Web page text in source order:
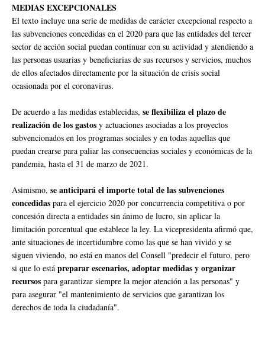
MEDIAS EXCEPCIONALES
El texto incluye una serie de medidas de carácter excepcional respecto a
las subvenciones concedidas en el 2020 para que las entidades del tercer
sector de acción social puedan continuar con su actividad y atendiendo a
las personas usuarias y beneficiarias de sus recursos y servicios, muchos
de ellos afectados directamente por la situación de crisis social
ocasionada por el coronavirus.
De acuerdo a las medidas establecidas, se flexibiliza el plazo de
realización de los gastos y actuaciones asociadas a los proyectos
subvencionados en los programas sociales y en todas aquellas que
puedan crearse para paliar las consecuencias sociales y económicas de la
pandemia, hasta el 31 de marzo de 2021.
Asimismo, se anticipará el importe total de las subvenciones
concedidas para el ejercicio 2020 por concurrencia competitiva o por
concesión directa a entidades sin ánimo de lucro, sin aplicar la
limitación porcentual que establece la ley. La vicepresidenta afirmó que,
ante situaciones de incertidumbre como las que se han vivido y se
siguen viviendo, no está en manos del Consell "predecir el futuro, pero
si que lo está preparar escenarios, adoptar medidas y organizar
recursos para garantizar siempre la mejor atención a las personas" y
para asegurar "el mantenimiento de servicios que garantizan los
derechos de toda la ciudadanía".